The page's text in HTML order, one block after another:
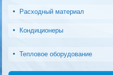
Расходный материал
Кондиционеры
Тепловое оборудование